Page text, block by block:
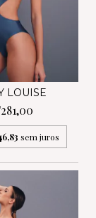
LOUISE
sem juros